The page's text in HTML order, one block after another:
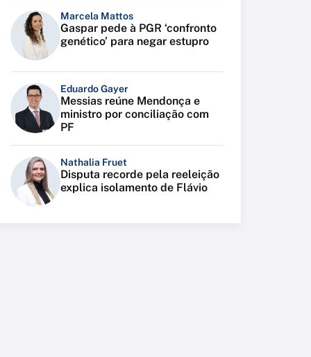
Marcela Mattos
Gaspar pede à PGR ‘confronto
genético’ para negar estupro
Eduardo Gayer
Messias reúne Mendonça e
ministro por conciliação com
PF
Nathalia Fruet
Disputa recorde pela reeleição
explica isolamento de Flávio